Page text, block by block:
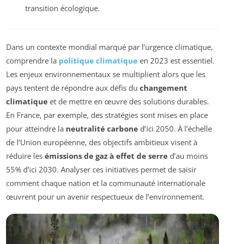
transition écologique.
Dans un contexte mondial marqué par l’urgence climatique,
comprendre la politique climatique en 2023 est essentiel.
Les enjeux environnementaux se multiplient alors que les
pays tentent de répondre aux défis du changement
climatique et de mettre en œuvre des solutions durables.
En France, par exemple, des stratégies sont mises en place
pour atteindre la neutralité carbone d’ici 2050. À l’échelle
de l’Union européenne, des objectifs ambitieux visent à
réduire les émissions de gaz à effet de serre d’au moins
55% d’ici 2030. Analyser ces initiatives permet de saisir
comment chaque nation et la communauté internationale
œuvrent pour un avenir respectueux de l’environnement.